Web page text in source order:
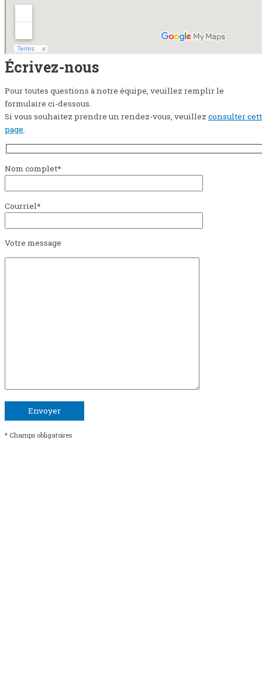
Écrivez-nous
Pour toutes questions à notre équipe, veuillez remplir le
formulaire ci-dessous.
Si vous souhaitez prendre un rendez-vous, veuillez consulter
page.
Nom complet*
Courriel*
Votre message
* Champs obligatoires